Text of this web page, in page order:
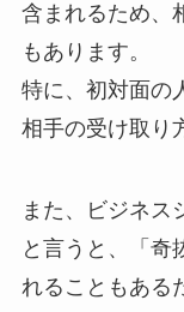
含まれるため、
もあります。
特に、初対面の
相手の受け取り
また、ビジネス
と言うと、「奇
れることもある